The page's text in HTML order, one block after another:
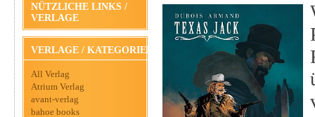
NÜTZLICHE LINKS /
VERLAGE
VERLAGE / KATEGORIEN
All Verlag
Atrium Verlag
avant-verlag
bahoe books